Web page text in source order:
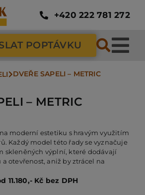
+420 222 781 272
POPTÁVKU
DVEŘE SAPELI – METRIC
– METRIC
moderní estetiku s hravým využitím
Každý model této řady se vyznačuje
skleněných výplní, které dodávají
otevřenost, aniž by ztrácel na
Kč bez DPH